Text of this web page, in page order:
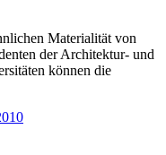
Materialität von
der Architektur- und
können die